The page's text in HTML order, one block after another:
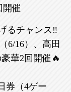
開催
るチャンス‼️
6/16）、高田
華2回開催🔥
券（4ゲー